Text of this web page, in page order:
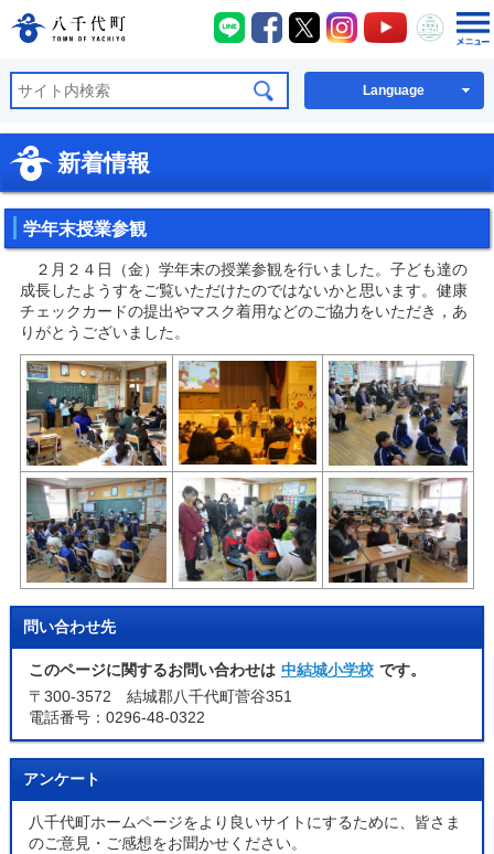
八千代町公式ホームページ
八千代町LINE
八千代町Facebook
八千代町X八千代町Instagram
八千代町
八千
Language
新着情報
学年末授業参観
２月２４日（金）学年末の授業参観を行いました。子ども達の
成長したようすをご覧いただけたのではないかと思います。健康
チェックカードの提出やマスク着用などのご協力をいただき，あ
りがとうございました。
問い合わせ先
このページに関するお問い合わせは 中結城小学校 です。
〒300-3572 結城郡八千代町菅谷351
電話番号：0296-48-0322
アンケート
八千代町ホームページをより良いサイトにするために、皆さま
のご意見・ご感想をお聞かせください。